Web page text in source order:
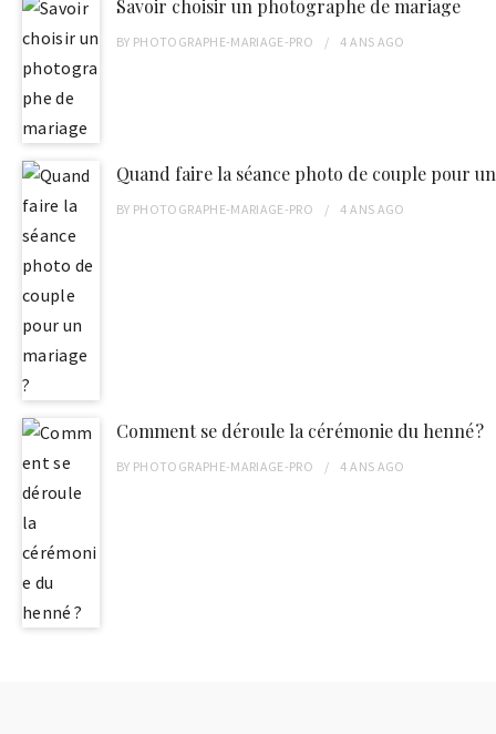
Savoir choisir un photographe de mariage
BY PHOTOGRAPHE-MARIAGE-PRO 4 ANS AGO
Quand faire la séance photo de couple pour
BY PHOTOGRAPHE-MARIAGE-PRO 4 ANS AGO
Comment se déroule la cérémonie du henné ?
BY PHOTOGRAPHE-MARIAGE-PRO 4 ANS AGO